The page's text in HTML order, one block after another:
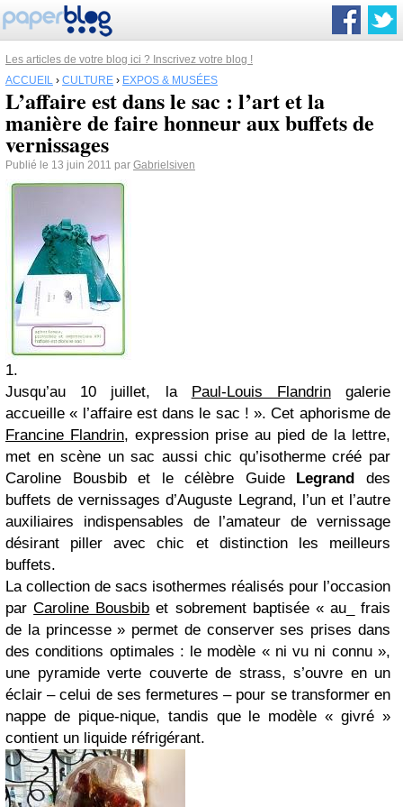
Les articles de votre blog ici ? Inscrivez votre blog !
ACCUEIL › CULTURE › EXPOS & MUSÉES
L’affaire est dans le sac : l’art et la
manière de faire honneur aux buffets de
vernissages
Publié le 13 juin 2011 par Gabrielsiven
1.
Jusqu’au 10 juillet, la Paul-Louis Flandringalerie
accueille « l’affaire est dans le sac ! ». Cet aphorisme de
Francine Flandrin, expression prise au pied de la lettre,
met en scène un sac aussi chic qu’isotherme créé par
Caroline Bousbib et le célèbre Guide Legrand des
buffets de vernissages d’Auguste Legrand, l’un et l’autre
auxiliaires indispensables de l’amateur de vernissage
désirant piller avec chic et distinction les meilleurs
buffets.
La collection de sacs isothermes réalisés pour l’occasion
parCaroline Bousbib et sobrement baptisée « au_ frais
de la princesse » permet de conserver ses prises dans
des conditions optimales : le modèle « ni vu ni connu »,
une pyramide verte couverte de strass, s’ouvre en un
éclair – celui de ses fermetures – pour se transformer en
nappe de pique-nique, tandis que le modèle « givré »
contient un liquide réfrigérant.